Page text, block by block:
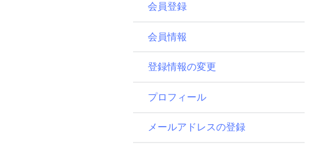
会員登録
会員情報
登録情報の変更
プロフィール
メールアドレスの登録